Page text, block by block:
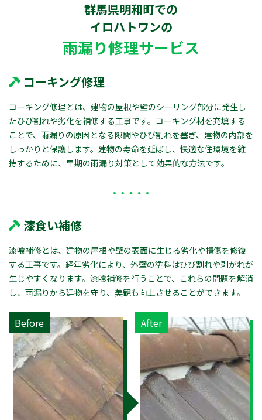
群馬県明和町での
イロハトワンの
雨漏り修理サービス
コーキング修理
コーキング修理とは、建物の屋根や壁のシーリング部分に発生し
たひび割れや劣化を補修する工事です。コーキング材を充填する
ことで、雨漏りの原因となる隙間やひび割れを塞ぎ、建物の内部を
しっかりと保護します。建物の寿命を延ばし、快適な住環境を維
持するために、早期の雨漏り対策として効果的な方法です。
漆食い補修
漆喰補修とは、建物の屋根や壁の表面に生じる劣化や損傷を修復
する工事です。経年劣化により、外壁の塗料はひび割れや剥がれが
生じやすくなります。漆喰補修を行うことで、これらの問題を解消
し、雨漏りから建物を守り、美観も向上させることができます。
Before After